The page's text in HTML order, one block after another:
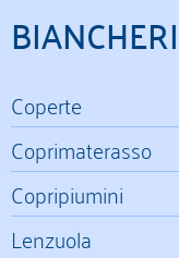
Coperte
Coprimaterasso
Copripiumini
Lenzuola